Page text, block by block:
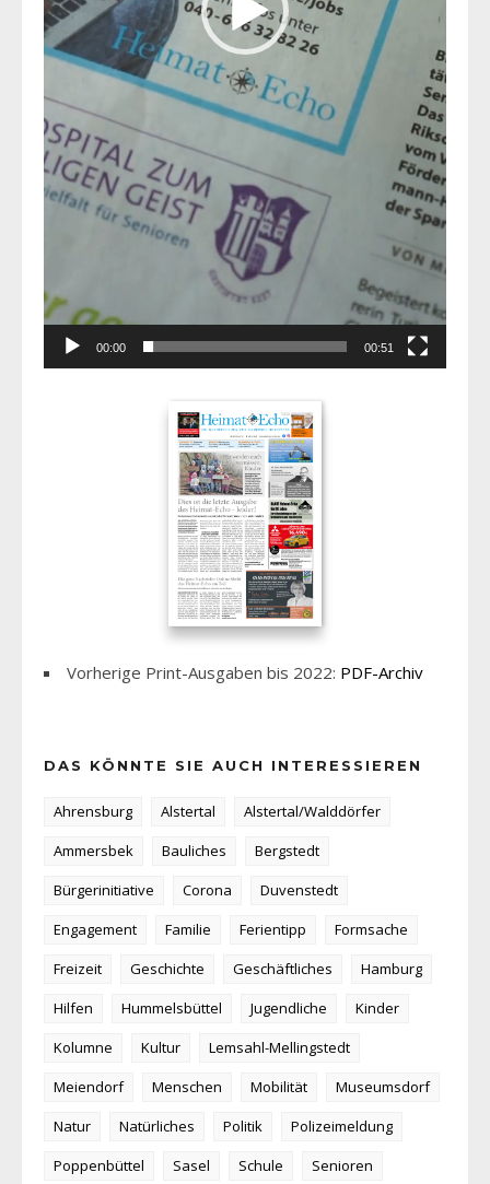
00:00 00:51
Vorherige Print-Ausgaben bis 2022: PDF-Archiv
DAS KÖNNTE SIE AUCH INTERESSIEREN
Ahrensburg Alstertal
Alstertal/Walddörfer
Ammersbek
Bauliches
Bergstedt
Bürgerinitiative
Corona
Duvenstedt
Engagement
Familie Ferientipp
Formsache
Freizeit
Geschichte Geschäftliches
Hamburg
Hilfen
Hummelsbüttel Jugendliche
Kinder
Kolumne
Kultur
Lemsahl-Mellingstedt
Meiendorf
Menschen Mobilität
Museumsdorf
Natur
Natürliches Politik
Polizeimeldung
Poppenbüttel
Sasel Schule
Senioren